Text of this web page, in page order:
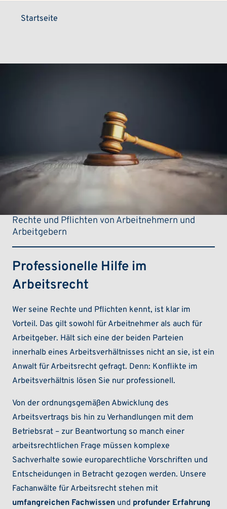
Startseite
Rechte und Pflichten von Arbeitnehmern und
Arbeitgebern
Professionelle Hilfe im
Arbeitsrecht
Wer seine Rechte und Pflichten kennt, ist klar im
Vorteil. Das gilt sowohl für Arbeitnehmer als auch für
Arbeitgeber. Hält sich eine der beiden Parteien
innerhalb eines Arbeitsverhältnisses nicht an sie, ist ein
Anwalt für Arbeitsrecht gefragt. Denn: Konflikte im
Arbeitsverhältnis lösen Sie nur professionell.
Von der ordnungsgemäßen Abwicklung des
Arbeitsvertrags bis hin zu Verhandlungen mit dem
Betriebsrat – zur Beantwortung so manch einer
arbeitsrechtlichen Frage müssen komplexe
Sachverhalte sowie europarechtliche Vorschriften und
Entscheidungen in Betracht gezogen werden. Unsere
Fachanwälte für Arbeitsrecht stehen mit
umfangreichen Fachwissen und profunder Erfahrung